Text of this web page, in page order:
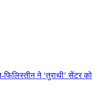
ने ‘तुराथी’ सेंटर को